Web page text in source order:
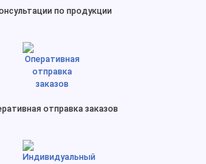
по продукции
отправка заказов